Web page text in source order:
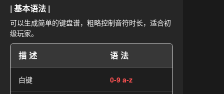
| 基本语法 |
可以生成简单的键盘谱，粗略控制音符时长，适合初
级玩家。
描述 语法
白键 0-9 a-z